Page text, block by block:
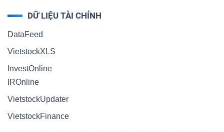
DỮ LIỆU TÀI CHÍNH
DataFeed
VietstockXLS
InvestOnline
IROnline
VietstockUpdater
VietstockFinance